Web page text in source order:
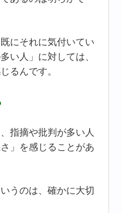
にそれに気付いてい
い人」に対しては、
るんです。
指摘や批判が多い人
」を感じることがあ
うのは、確かに大切